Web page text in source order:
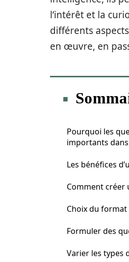
l’intérêt et la
différents
en œuvre, en
Pourquoi les
importants dans
Les bénéfices
Comment créer
Choix du format
Formuler des
Varier les types